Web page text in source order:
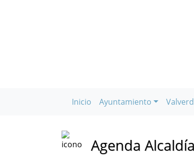
Inicio Ayuntamiento
Agenda Alcaldía